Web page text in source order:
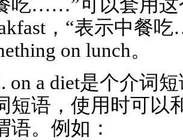
吃……”可以套用这
，“表示中餐
on lunch。
on a diet是个介词
短语，使用时可以
语。例如：